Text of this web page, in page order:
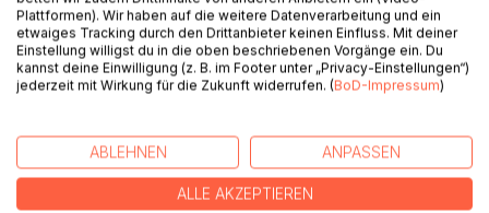
fliehen, geschweige denn ihre Freunde vor dem Verräter
warnen, wenn sie keinen Zugang zu ihrer Magie findet? Als
dann auch noch Maeva direkt vor ihr steht, weiß sie, dass
sie längst verloren hat.
Dieses Buch ist etwas Besonderes, denn du entscheidest,
wie die Geschichte ausgehen wird. Wähle zwischen drei
unterschiedlichen Enden; falls du dich traust, mit den
Konsequenzen zu leben.
Plattformen). Wir haben auf die weitere Datenverarbeitung und ein
etwaiges Tracking durch den Drittanbieter keinen Einfluss. Mit deiner
Einstellung willigst du in die oben beschriebenen Vorgänge ein. Du
kannst deine Einwilligung (z. B. im Footer unter „Privacy-Einstellungen“)
jederzeit mit Wirkung für die Zukunft widerrufen. (BoD-Impressum)
ABLEHNEN ANPASSEN
ALLE AKZEPTIEREN